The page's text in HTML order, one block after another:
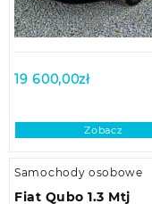
19 600,00zł
Zobacz
Samochody osobowe
Fiat Qubo 1.3 Mtj